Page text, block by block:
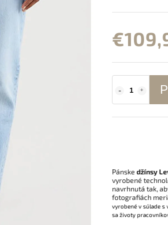
Pánske džínsy
vyrobené
navrhnutá tak,
fotografiách
vyrobené v súlade s
sa životy